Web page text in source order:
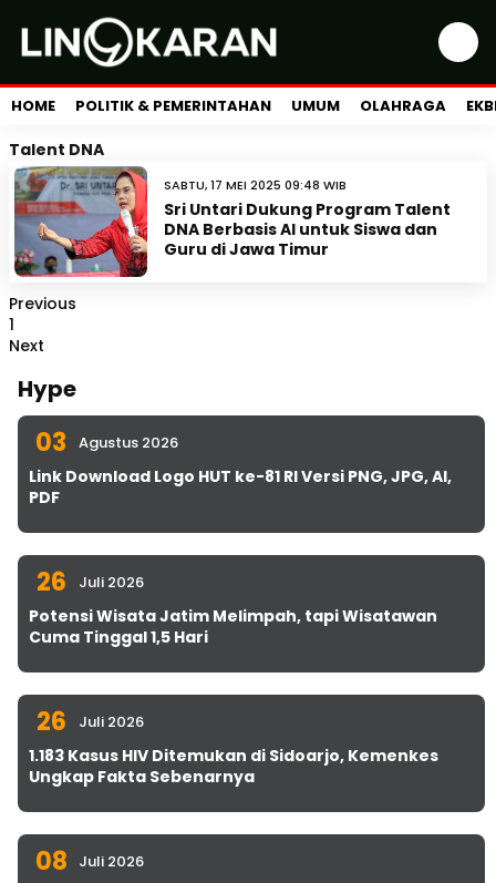
HOME POLITIK & PEMERINTAHAN UMUM OLAHRAGA
Talent DNA
SABTU, 17 MEI 2025 09:48 WIB
Sri Untari Dukung Program Talent
DNA Berbasis AI untuk Siswa dan
Guru di Jawa Timur
Previous
1
Next
Hype
03 Agustus 2026
Link Download Logo HUT ke-81 RI Versi PNG, JPG, AI,
PDF
26 Juli 2026
Potensi Wisata Jatim Melimpah, tapi Wisatawan
Cuma Tinggal 1,5 Hari
26 Juli 2026
1.183 Kasus HIV Ditemukan di Sidoarjo, Kemenkes
Ungkap Fakta Sebenarnya
08 Juli 2026